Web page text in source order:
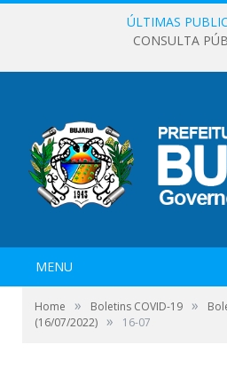
ÚLTIMAS
CONSULTA
MENU
Home » Boletins COVID-19 »
(16/07/2022) » 16-07